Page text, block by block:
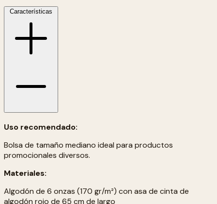
Características
Uso recomendado:
Bolsa de tamaño mediano ideal para productos
promocionales diversos.
Materiales:
Algodón de 6 onzas (170 gr/m²) con asa de cinta de
algodón rojo de 65 cm de largo